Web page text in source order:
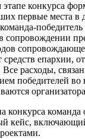
этапе конкурса
первые места в
победитель
сопровождении
средств епархии,
Все расходы,
победителей во
конкурса команда
кейс,